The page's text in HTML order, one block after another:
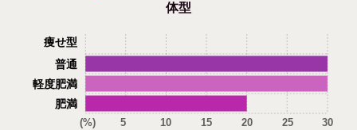
体型
肥満
軽度肥満
普通
痩せ型
(%) 5 10 15 20 25 30